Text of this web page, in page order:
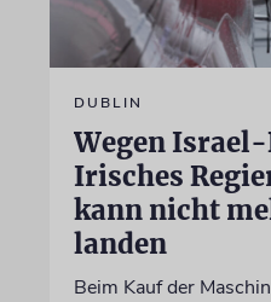
DUBLIN
Wegen
Irisches
kann nicht
landen
Beim Kauf der